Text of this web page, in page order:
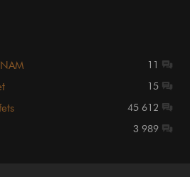
11
15
45 612
3 989